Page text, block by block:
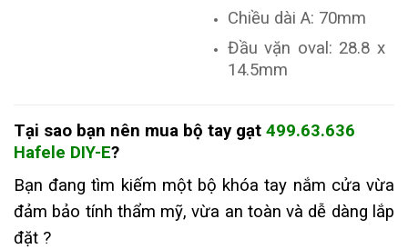
Chiều dài A: 70mm
Đầu vặn oval: 28.8 x
14.5mm
Tại sao bạn nên mua bộ tay gạt 499.63.636
Hafele DIY-E?
Bạn đang tìm kiếm một bộ khóa tay nắm cửa vừa
đảm bảo tính thẩm mỹ, vừa an toàn và dễ dàng lắp
đặt ?